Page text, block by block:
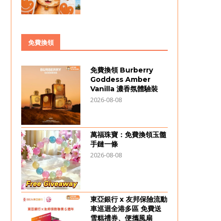
免費換領
免費換領 Burberry
Goddess Amber
Vanilla 濃香氛體驗裝
2026-08-08
萬福珠寶：免費換領玉髓
手鏈一條
2026-08-08
東亞銀行 x 友邦保險流動
車巡迴全港多區 免費送
雪糕禮券、便攜風扇